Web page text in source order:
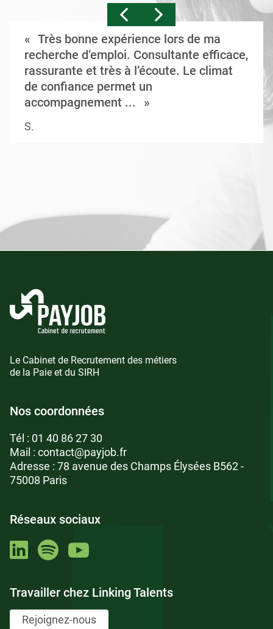
Très bonne expérience lors de ma
recherche d’emploi. Consultante efficace,
rassurante et très à l’écoute. Le climat
de confiance permet un
accompagnement ...
S.
Le Cabinet de Recrutement des métiers
de la Paie et du SIRH
Nos coordonnées
Tél : 01 40 86 27 30
Mail : contact@payjob.fr
Adresse : 78 avenue des Champs Élysées B562 -
75008 Paris
Réseaux sociaux
Travailler chez Linking Talents
Rejoignez-nous